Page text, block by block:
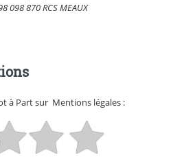
098 870 RCS MEAUX
à Partsur Mentions légales: